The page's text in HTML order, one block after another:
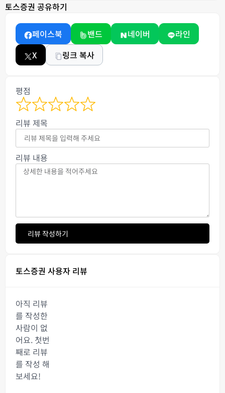
토스증권 공유하기
페이스북 밴드 네이버
라인
X
링크 복사
평점
리뷰 제목
리뷰 내용
리뷰 작성하기
토스증권 사용자 리뷰
아직 리뷰
를 작성한
사람이 없
어요. 첫번
째로 리뷰
를 작성 해
보세요!